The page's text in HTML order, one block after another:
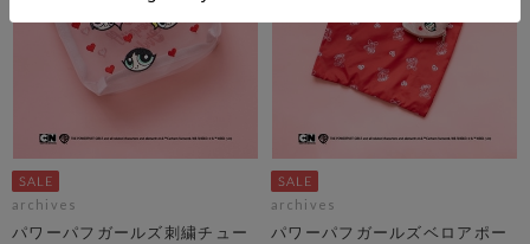
archives
パワーパフガールズ刺繍チュー
archives
パワーパフガールズベロアポー